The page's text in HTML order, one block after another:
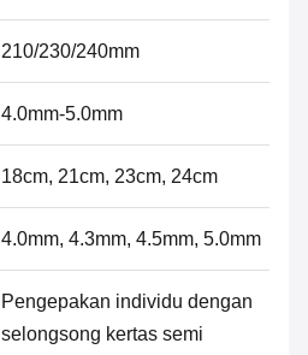
210/230/240mm
4.0mm-5.0mm
18cm, 21cm, 23cm, 24cm
4.0mm, 4.3mm, 4.5mm, 5.0mm
Pengepakan individu dengan
selongsong kertas semi